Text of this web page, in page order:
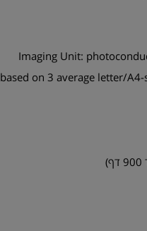
Imaging Unit:
based on 3 average letter/